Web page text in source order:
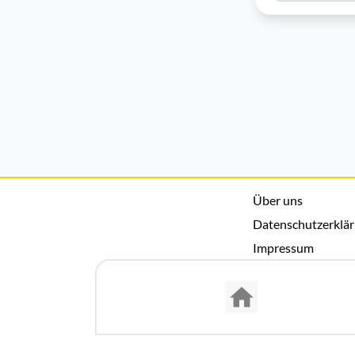
Über uns
Impressum